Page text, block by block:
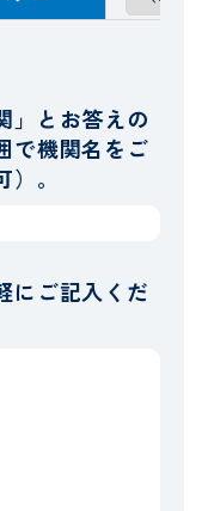
」とお答えの
で機関名をご
。
にご記入くだ